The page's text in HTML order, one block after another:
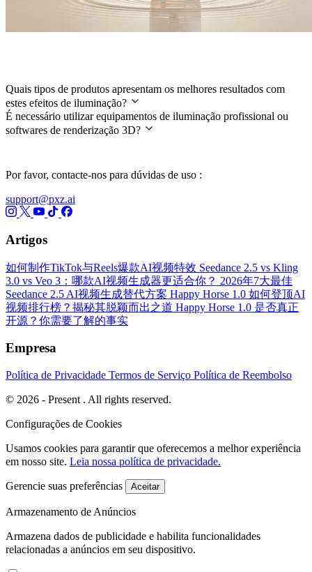
Quais tipos de produtos apresentam os melhores resultados com
estes efeitos de iluminação?
É necessário utilizar equipamentos de iluminação profissional ou
softwares de renderização 3D?
Por favor, contacte-nos para dúvidas de uso :
support@pxz.ai
Artigos
如何制作TikTok与Reels爆款AI视频特效 Seedance 2.5 vs Kling
3.0 vs Veo 3：哪款AI视频生成器更适合你？ 2026年7大最佳
Seedance 2.5 AI视频生成替代方案 Happy Horse 1.0 如何登顶AI
视频排行榜？揭秘其脱颖而出之道 Happy Horse 1.0 是否真正
开源？你需要了解的事实
Empresa
Política de Privacidade Termos de Serviço Política de Reembolso
© 2026 - Present . All rights reserved.
Configurações de Cookies
Usamos cookies para garantir que oferecemos a melhor experiência
em nosso site. Leia nossa política de privacidade.
Gerencie suas preferências Aceitar
Armazenamento de Anúncios
Armazena dados de publicidade e habilita funcionalidades
relacionadas a anúncios em seu dispositivo.